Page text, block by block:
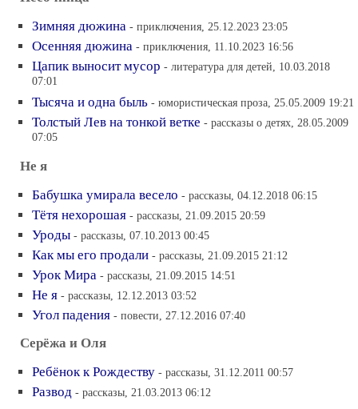
Зимняя дюжина - приключения, 25.12.2023 23:05
Осенняя дюжина - приключения, 11.10.2023 16:56
Цапик выносит мусор - литература для детей, 10.03.2018
07:01
Тысяча и одна быль - юмористическая проза, 25.05.2009 19:21
Толстый Лев на тонкой ветке - рассказы о детях, 28.05.2009
07:05
Не я
Бабушка умирала весело - рассказы, 04.12.2018 06:15
Тётя нехорошая - рассказы, 21.09.2015 20:59
Уроды - рассказы, 07.10.2013 00:45
Как мы его продали - рассказы, 21.09.2015 21:12
Урок Мира - рассказы, 21.09.2015 14:51
Не я - рассказы, 12.12.2013 03:52
Угол падения - повести, 27.12.2016 07:40
Серёжа и Оля
Ребёнок к Рождеству - рассказы, 31.12.2011 00:57
Развод - рассказы, 21.03.2013 06:12